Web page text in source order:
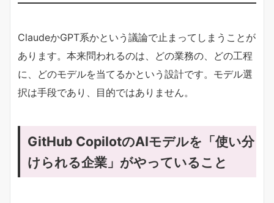
ClaudeかGPT系かという議論で止まってしまうことが
あります。本来問われるのは、どの業務の、どの工程
に、どのモデルを当てるかという設計です。モデル選
択は手段であり、目的ではありません。
GitHub CopilotのAIモデルを「使い分
けられる企業」がやっていること